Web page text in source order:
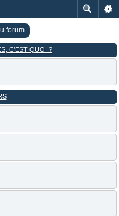
forum
C’EST QUOI ?